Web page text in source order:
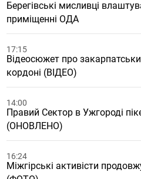
Берегівські мисливці
приміщенні ОДА
17:15
Відеосюжет про
кордоні (ВІДЕО)
14:00
Правий Сектор в Ужгороді
(ОНОВЛЕНО)
16:24
Міжгірські активісти